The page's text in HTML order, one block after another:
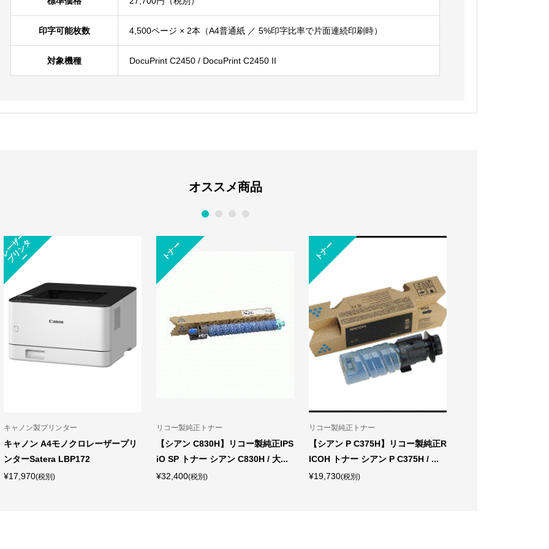
印字可能枚数 4,500ページ × 2本（A4普通紙 ／ 5%印字比率で片面連続印刷時）
対象機種 DocuPrint C2450 / DocuPrint C2450 II
オススメ商品
ザ
タ
ー
キャノン製プリンター
キャノン A4モノクロレーザープリ
ンターSatera LBP172
¥17,970(税別)
トナー
リコー製純正トナー
【シアン C830H】リコー製純正IPS
iO SP トナー シアン C830H / 大...
¥32,400(税別)
トナー
リコー製純正トナー
【シアン P C375H】リコー製純正R
ICOH トナー シアン P C375H / ...
¥19,730(税別)
1 2 3 4